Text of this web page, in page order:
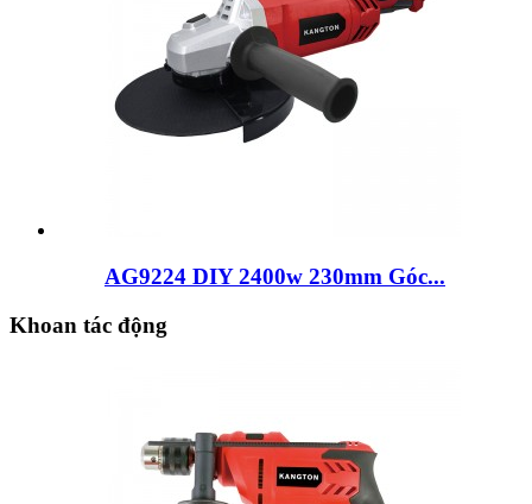
AG9224 DIY 2400w 230mm Góc...
Khoan tác động